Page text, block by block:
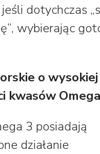
dotychczas
wybierając
o wysokiej
kwasów
3 posiadają
działanie